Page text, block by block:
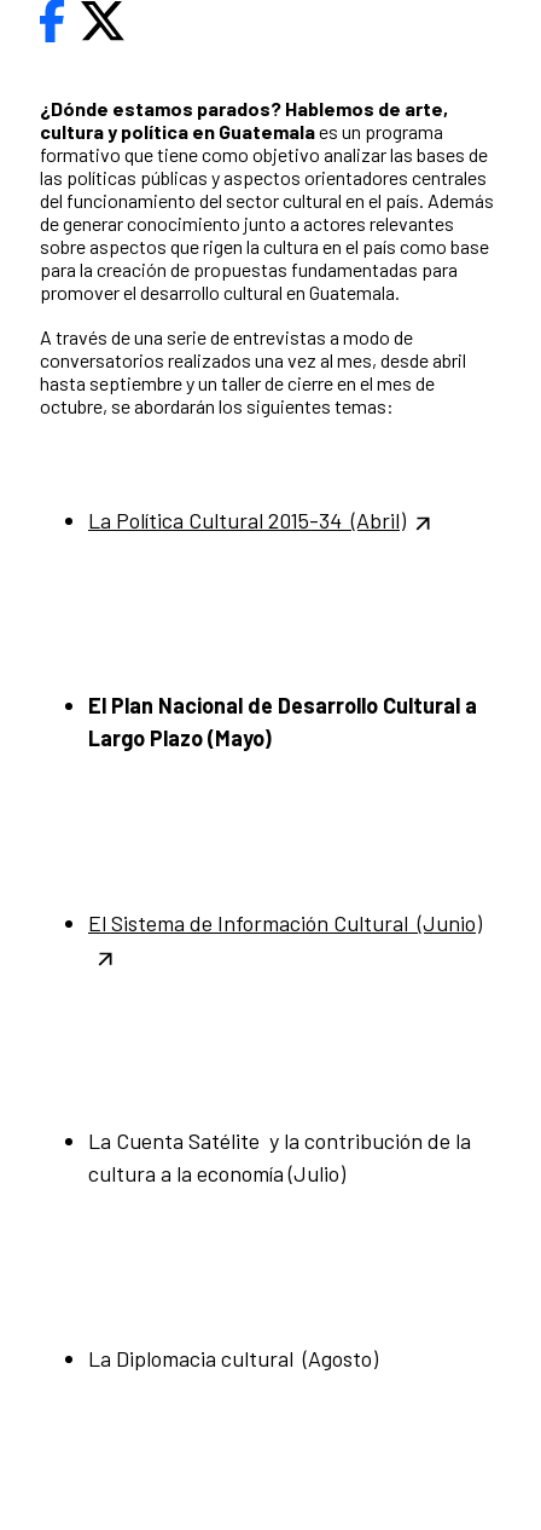
¿Dónde estamos parados? Hablemos de arte,
cultura y política en Guatemalaes un programa
formativo que tiene como objetivo analizar las bases de
las políticas públicas y aspectos orientadores centrales
del funcionamiento del sector cultural en el país. Además
de generar conocimiento junto a actores relevantes
sobre aspectos que rigen la cultura en el país como base
para la creación de propuestas fundamentadas para
promover el desarrollo cultural en Guatemala.
A través de una serie de entrevistas a modo de
conversatorios realizados una vez al mes, desde abril
hasta septiembre y un taller de cierre en el mes de
octubre, se abordarán los siguientes temas:
La Política Cultural 2015-34 (Abril)
El Plan Nacional de Desarrollo Cultural a
Largo Plazo (Mayo)
El Sistema de Información Cultural (Junio)
La Cuenta Satélite y la contribución de la
cultura a la economía (Julio)
La Diplomacia cultural (Agosto)